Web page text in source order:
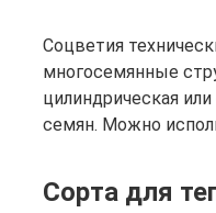
Соцветия
многосемянные
цилиндрическая
семян. Можно
Сорта для